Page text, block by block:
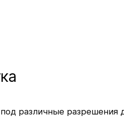
различные разрешения